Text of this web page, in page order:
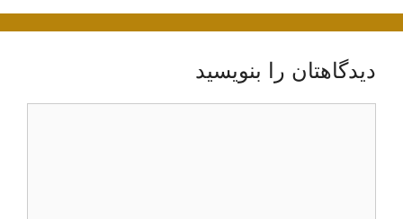
دیدگاهتان را بنویسید